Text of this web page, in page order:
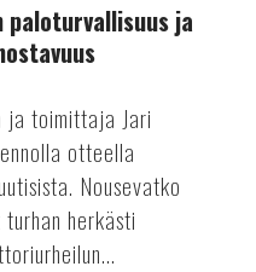
paloturvallisuus ja
ja toimittaja Jari
otteella
Nousevatko
herkästi